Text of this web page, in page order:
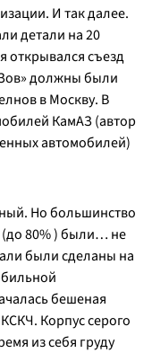
И так далее.
детали на 20
открывался съезд
должны были
в Москву. В
КамАЗ (автор
автомобилей)
Но большинство
(до 80% ) были… не
были сделаны на
бешеная
Корпус серого
из себя груду